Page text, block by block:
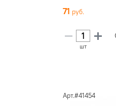
71
шт
Арт.#41454